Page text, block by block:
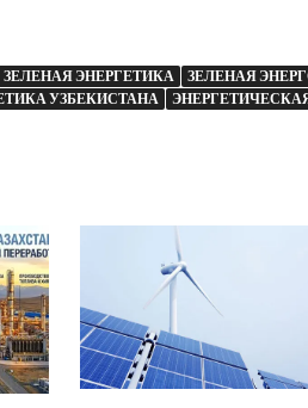
ЗЕЛЕНАЯ ЭНЕРГЕТИКА ЗЕЛЕНАЯ
УЗБЕКИСТАНА